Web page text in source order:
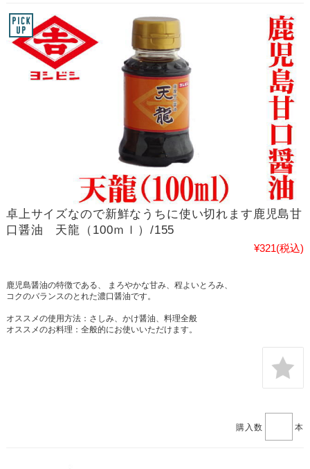
卓上サイズなので新鮮なうちに使い切れます鹿児島甘
口醤油 天龍（100ｍｌ）/155
¥321(税込)
鹿児島醤油の特徴である、 まろやかな甘み、程よいとろみ、
コクのバランスのとれた濃口醤油です。
オススメの使用方法：さしみ、かけ醤油、料理全般
オススメのお料理：全般的にお使いいただけます。
購入数 本